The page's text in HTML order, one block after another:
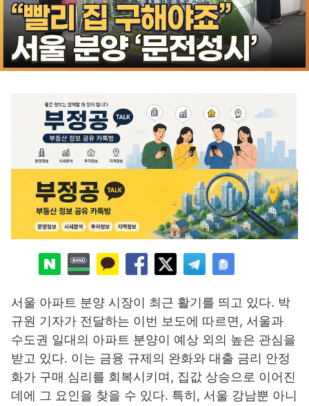
서울 아파트 분양 시장이 최근 활기를 띄고 있다. 박
규원 기자가 전달하는 이번 보도에 따르면, 서울과
수도권 일대의 아파트 분양이 예상 외의 높은 관심을
받고 있다. 이는 금융 규제의 완화와 대출 금리 안정
화가 구매 심리를 회복시키며, 집값 상승으로 이어진
데에 그 요인을 찾을 수 있다. 특히, 서울 강남뿐 아니